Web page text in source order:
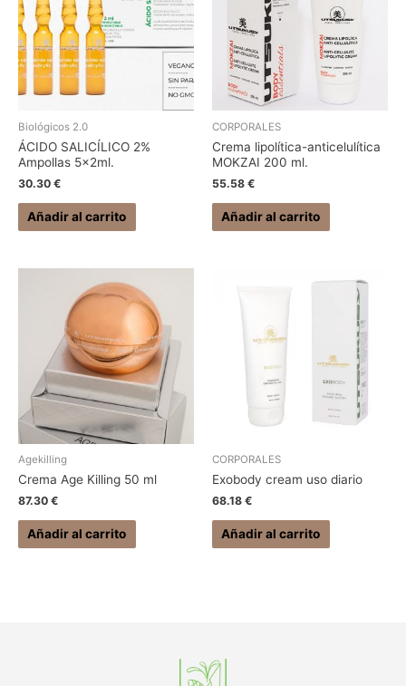
Biológicos 2.0
ÁCIDO SALICÍLICO 2%
Ampollas 5x2ml.
30.30 €
Añadir al carrito
CORPORALES
Crema lipolítica-anticelulítica
MOKZAI 200 ml.
55.58 €
Añadir al carrito
Agekilling
Crema Age Killing 50 ml
87.30 €
Añadir al carrito
CORPORALES
Exobody cream uso diario
68.18 €
Añadir al carrito